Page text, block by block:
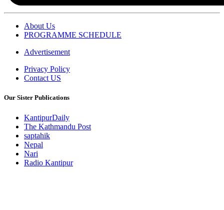
About Us
PROGRAMME SCHEDULE
Advertisement
Privacy Policy
Contact US
Our Sister Publications
KantipurDaily
The Kathmandu Post
saptahik
Nepal
Nari
Radio Kantipur